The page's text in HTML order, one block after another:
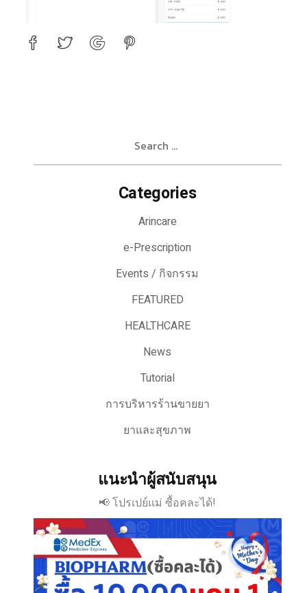
Categories
Arincare
e-Prescription
Events / กิจกรรม
FEATURED
HEALTHCARE
News
Tutorial
การบริหารร้านขายยา
ยาและสุขภาพ
แนะนำผู้สนับสนุน
📢 โปรเปย์แม่ ซื้อคละได้!